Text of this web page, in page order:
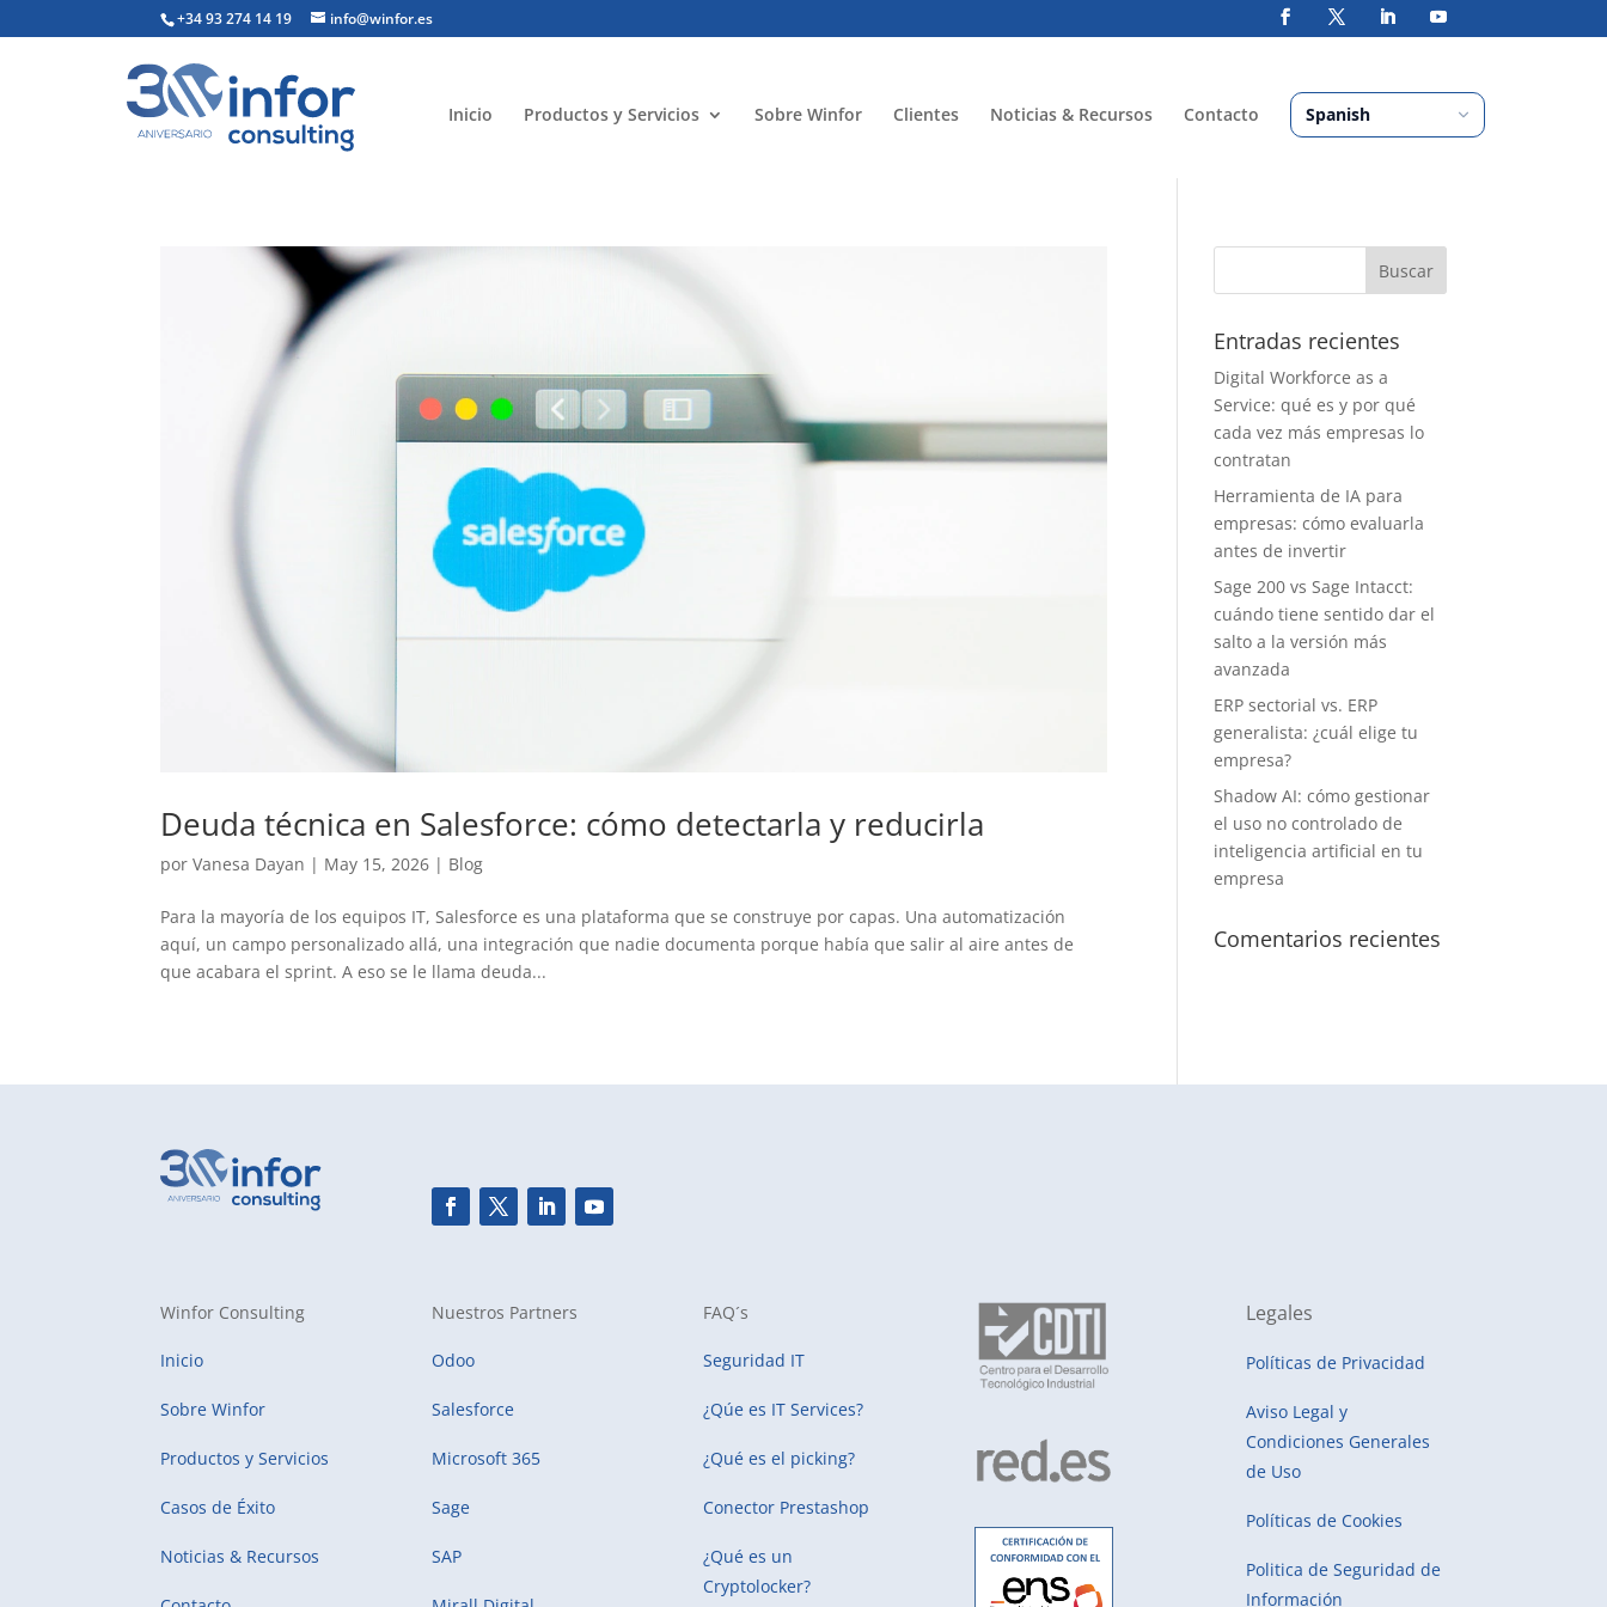
+34 93 274 14 19 info@winfor.es
Inicio Productos y Servicios Sobre Winfor Clientes Noticias & Recursos Contacto
Deuda técnica en Salesforce: cómo detectarla y reducirla
porVanesa Dayan | May 15, 2026 | Blog
Para la mayoría de los equipos IT, Salesforce es una plataforma que se construye por capas. Una automatización
aquí, un campo personalizado allá, una integración que nadie documenta porque había que salir al aire antes de
que acabara el sprint. A eso se le llama deuda...
Entradas recientes
Digital Workforce as a
Service: qué es y por qué
cada vez más empresas lo
contratan
Herramienta de IA para
empresas: cómo evaluarla
antes de invertir
Sage 200 vs Sage Intacct:
cuándo tiene sentido dar el
salto a la versión más
avanzada
ERP sectorial vs. ERP
generalista: ¿cuál elige tu
empresa?
Shadow AI: cómo gestionar
el uso no controlado de
inteligencia artificial en tu
empresa
Comentarios recientes
Winfor Consulting
Inicio
Sobre Winfor
Productos y Servicios
Casos de Éxito
Noticias & Recursos
Nuestros Partners
Odoo
Salesforce
Microsoft 365
Sage
SAP
FAQ´s
Seguridad IT
¿Qúe es IT Services?
¿Qué es el picking?
Conector Prestashop
¿Qué es un
Cryptolocker?
Legales
Políticas de Privacidad
Aviso Legal y
Condiciones Generales
de Uso
Políticas de Cookies
Politica de Seguridad de
Información